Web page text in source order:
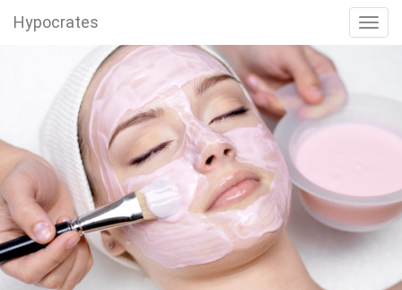
Hypocrates